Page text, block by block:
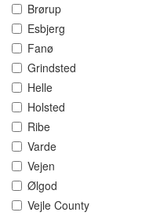
Brørup
Esbjerg
Fanø
Grindsted
Helle
Holsted
Ribe
Varde
Vejen
Ølgod
Vejle County